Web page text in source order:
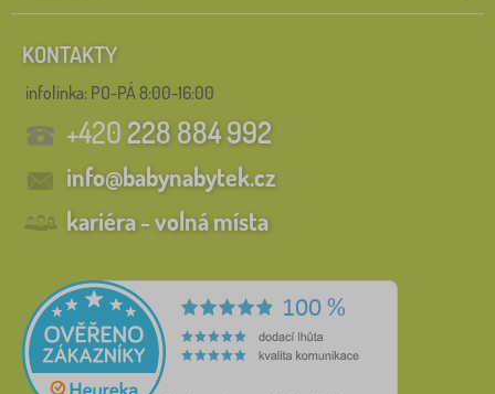
KONTAKTY
infolinka: PO-PÁ 8:00-16:00
+420228 884 992
info@babynabytek.cz
kariéra - volná místa